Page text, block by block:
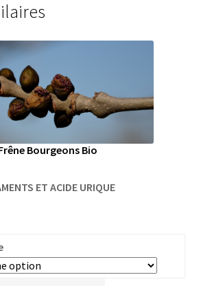
Bourgeons Bio
ET ACIDE URIQUE